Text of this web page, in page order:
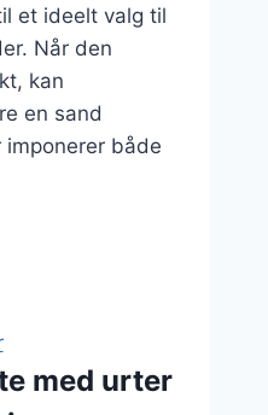
et ideelt valg til
Når den
kan
en sand
både
med urter